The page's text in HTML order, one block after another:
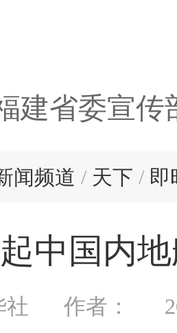
建省委宣传
闻频道 / 天下 / 即
中国内
社 作者：